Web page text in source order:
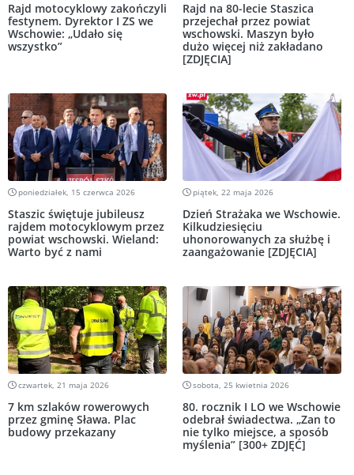
Rajd motocyklowy zakończyli
festynem. Dyrektor I ZS we
Wschowie: „Udało się
wszystko”
Rajd na 80-lecie Staszica
przejechał przez powiat
wschowski. Maszyn było
dużo więcej niż zakładano
[ZDJĘCIA]
poniedziałek, 15 czerwca 2026
Staszic świętuje jubileusz
rajdem motocyklowym przez
powiat wschowski. Wieland:
Warto być z nami
piątek, 22 maja 2026
Dzień Strażaka we Wschowie.
Kilkudziesięciu
uhonorowanych za służbę i
zaangażowanie [ZDJĘCIA]
czwartek, 21 maja 2026
7 km szlaków rowerowych
przez gminę Sława. Plac
budowy przekazany
sobota, 25 kwietnia 2026
80. rocznik I LO we Wschowie
odebrał świadectwa. „Zan to
nie tylko miejsce, a sposób
myślenia” [300+ ZDJĘĆ]